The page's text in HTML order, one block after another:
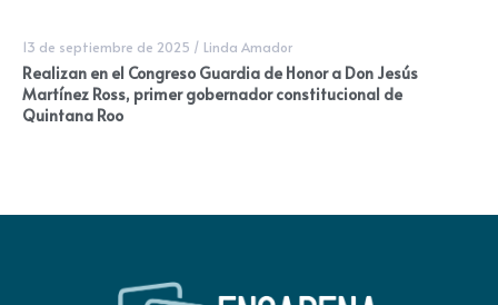
13 de septiembre de 2025 / Linda Amador
Realizan en el Congreso Guardia de Honor a Don Jesús
Martínez Ross, primer gobernador constitucional de
Quintana Roo